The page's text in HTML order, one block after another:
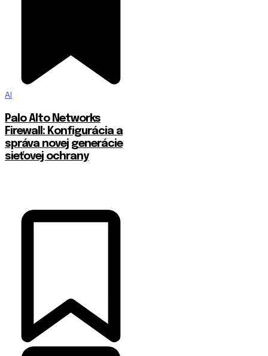
AI
Palo Alto Networks
Firewall: Konfigurácia a
správa novej generácie
sieťovej ochrany